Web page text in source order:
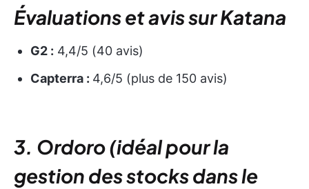
Évaluations et avis sur Katana
G2 : 4,4/5 (40 avis)
Capterra : 4,6/5 (plus de 150 avis)
3. Ordoro (idéal pour la
gestion des stocks dans le